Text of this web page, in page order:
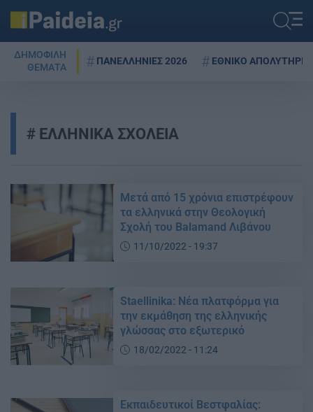
ΔΗΜΟΦΙΛΗ
ΘΕΜΑΤΑ
ΠΑΝΕΛΛΗΝΙΕΣ 2026 ΕΘΝΙΚΟ ΑΠΟΛΥΤΗΡΙΟ
ΕΛΛΗΝΙΚΑ ΣΧΟΛΕΙΑ
Μετά από 15 χρόνια επιστρέφουν
τα ελληνικά στην Θεολογική
Σχολή του Balamand Λιβάνου
11/10/2022 - 19:37
Staellinika: Νέα πλατφόρμα για
την εκμάθηση της ελληνικής
γλώσσας στο εξωτερικό
18/02/2022 - 11:24
Εκπαιδευτικοί Βεστφαλίας: